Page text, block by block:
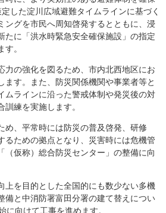
した淀川広域避難タイムラインに基づく
ングを市民へ周知啓発するとともに、浸
たに「洪水時緊急安全確保施設」の指定
。
力の強化を図るため、市内北西地区にお
ます。また、防災関係機関や事業者等と
ムラインに沿った警戒体制や発災後の対
練を実施します。
め、平常時には防災の普及啓発、研修
るための拠点となり、災害時には危機管
（仮称）総合防災センター」の整備に向
上を目的とした全国的にも数少ない多機
備と中消防署富田分署の建て替えについ
に向けて工事を進めます。